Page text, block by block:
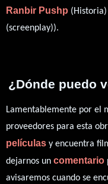
Ranbir Pushp
(screenplay)).
¿Dónde puedo
Lamentablemente por el
proveedores para esta
películas y encuentra
dejarnos un comentario
avisaremos cuando se